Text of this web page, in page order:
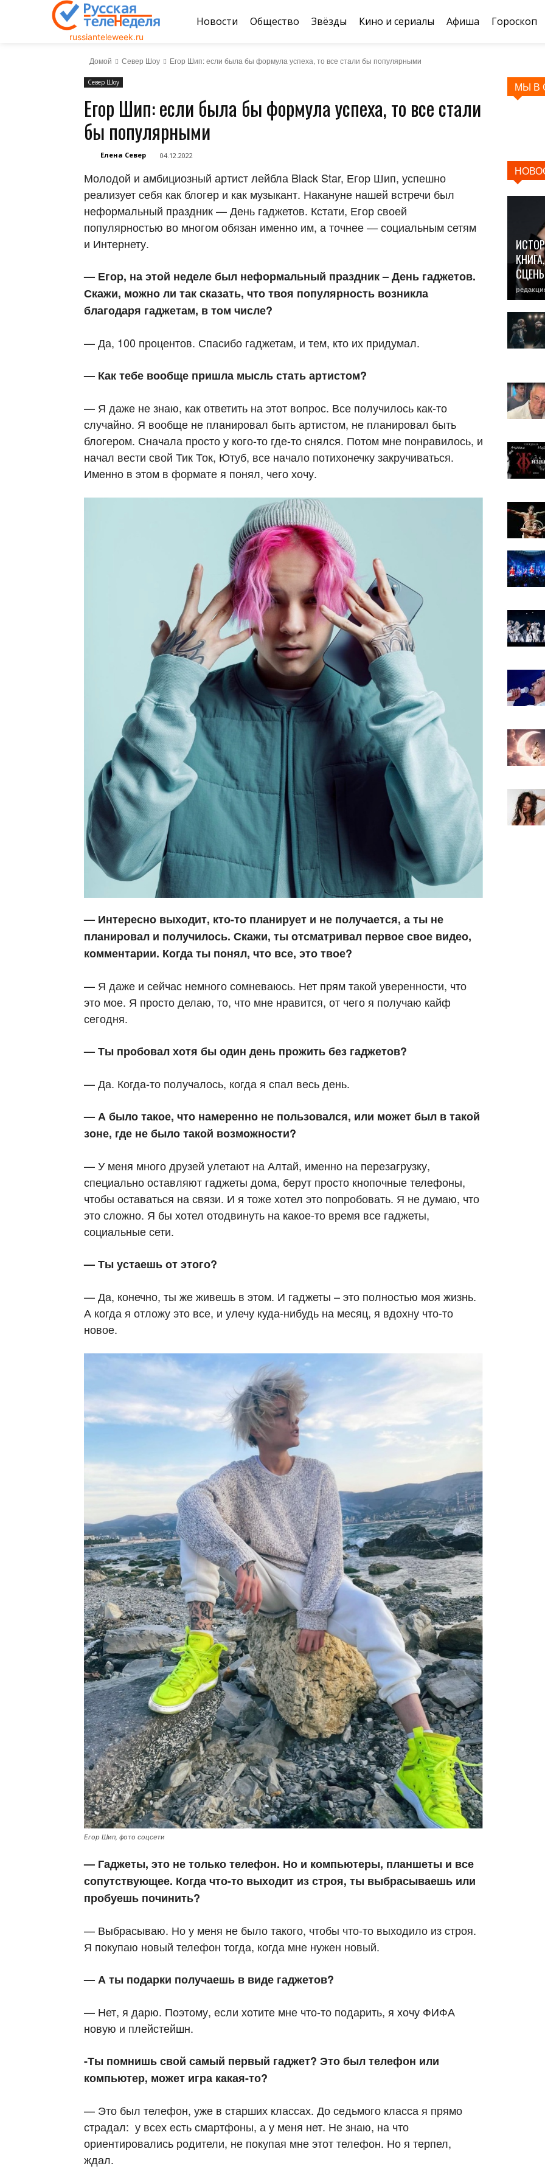
russianteleweek.ru
Новости Общество Звёзды Кино и сериалы Афиша Гороскоп
Домой Север Шоу Егор Шип: если была бы формула успеха, то все стали бы популярными
Север Шоу
Егор Шип: если была бы формула успеха, то все стали
бы популярными
Елена Север 04.12.2022
Молодой и амбициозный артист лейбла Black Star, Егор Шип, успешно
реализует себя как блогер и как музыкант. Накануне нашей встречи был
неформальный праздник — День гаджетов. Кстати, Егор своей
популярностью во многом обязан именно им, а точнее — социальным сетям
и Интернету.
— Егор, на этой неделе был неформальный праздник – День гаджетов.
Скажи, можно ли так сказать, что твоя популярность возникла
благодаря гаджетам, в том числе?
— Да, 100 процентов. Спасибо гаджетам, и тем, кто их придумал.
— Как тебе вообще пришла мысль стать артистом?
— Я даже не знаю, как ответить на этот вопрос. Все получилось как-то
случайно. Я вообще не планировал быть артистом, не планировал быть
блогером. Сначала просто у кого-то где-то снялся. Потом мне понравилось, и
начал вести свой Тик Ток, Ютуб, все начало потихонечку закручиваться.
Именно в этом в формате я понял, чего хочу.
— Интересно выходит, кто-то планирует и не получается, а ты не
планировал и получилось. Скажи, ты отсматривал первое свое видео,
комментарии. Когда ты понял, что все, это твое?
— Я даже и сейчас немного сомневаюсь. Нет прям такой уверенности, что
это мое. Я просто делаю, то, что мне нравится, от чего я получаю кайф
сегодня.
— Ты пробовал хотя бы один день прожить без гаджетов?
— Да. Когда-то получалось, когда я спал весь день.
— А было такое, что намеренно не пользовался, или может был в такой
зоне, где не было такой возможности?
— У меня много друзей улетают на Алтай, именно на перезагрузку,
специально оставляют гаджеты дома, берут просто кнопочные телефоны,
чтобы оставаться на связи. И я тоже хотел это попробовать. Я не думаю, что
это сложно. Я бы хотел отодвинуть на какое-то время все гаджеты,
социальные сети.
— Ты устаешь от этого?
— Да, конечно, ты же живешь в этом. И гаджеты – это полностью моя жизнь.
А когда я отложу это все, и улечу куда-нибудь на месяц, я вдохну что-то
новое.
Егор Шип, фото соцсети
— Гаджеты, это не только телефон. Но и компьютеры, планшеты и все
сопутствующее. Когда что-то выходит из строя, ты выбрасываешь или
пробуешь починить?
— Выбрасываю. Но у меня не было такого, чтобы что-то выходило из строя.
Я покупаю новый телефон тогда, когда мне нужен новый.
— А ты подарки получаешь в виде гаджетов?
— Нет, я дарю. Поэтому, если хотите мне что-то подарить, я хочу ФИФА
новую и плейстейшн.
-Ты помнишь свой самый первый гаджет? Это был телефон или
компьютер, может игра какая-то?
— Это был телефон, уже в старших классах. До седьмого класса я прямо
страдал: у всех есть смартфоны, а у меня нет. Не знаю, на что
ориентировались родители, не покупая мне этот телефон. Но я терпел,
ждал.
МЫ В